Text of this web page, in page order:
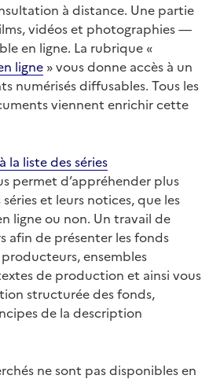
à distance. Une partie
vidéos et photographies —
en ligne. La rubrique «
ligne » vous donne accès à un
numérisés diffusables. Tous les
viennent enrichir cette
la liste des séries
permet d’appréhender plus
et leurs notices, que les
ligne ou non. Un travail de
afin de présenter les fonds
ensembles
de production et ainsi vous
structurée des fonds,
de la description
ne sont pas disponibles en